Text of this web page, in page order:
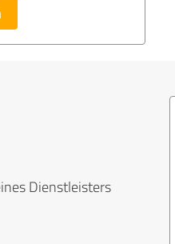
Dienstleisters